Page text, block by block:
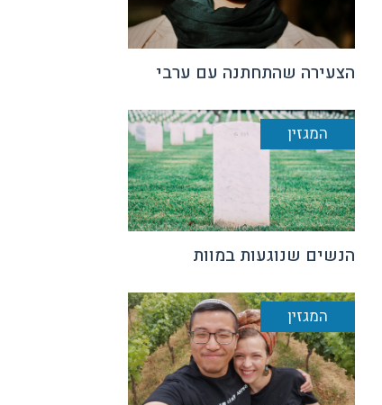
הצעירה שהתחתנה עם ערבי
המגזין
הנשים שנוגעות במוות
המגזין